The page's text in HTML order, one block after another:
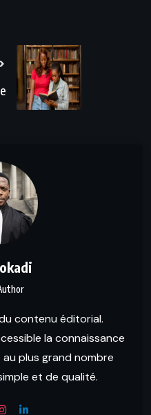
contenu éditorial.
la connaissance
plus grand nombre
et de qualité.